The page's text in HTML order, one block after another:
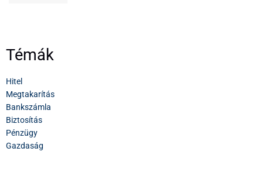
Témák
Hitel
Megtakarítás
Bankszámla
Biztosítás
Pénzügy
Gazdaság